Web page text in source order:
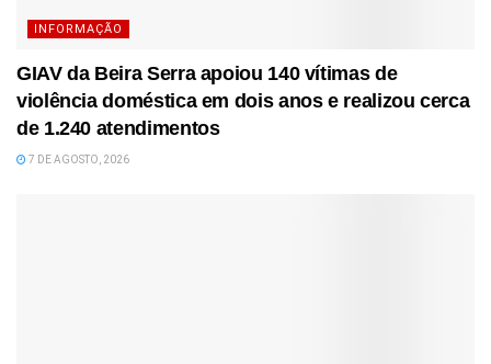
INFORMAÇÃO
GIAV da Beira Serra apoiou 140 vítimas de
violência doméstica em dois anos e realizou cerca
de 1.240 atendimentos
7 DE AGOSTO, 2026